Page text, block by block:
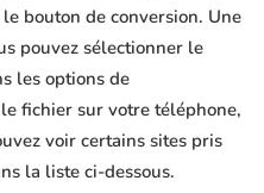
bouton de conversion. Une
pouvez sélectionner le
les options de
fichier sur votre téléphone,
voir certains sites pris
la liste ci-dessous.